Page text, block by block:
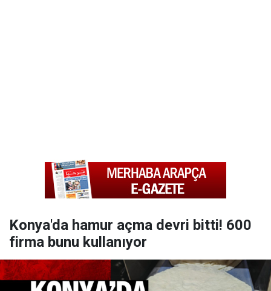
Konya'da hamur açma devri bitti! 600
firma bunu kullanıyor